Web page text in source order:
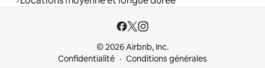
© 2026 Airbnb, Inc.
Confidentialité
Conditions générales